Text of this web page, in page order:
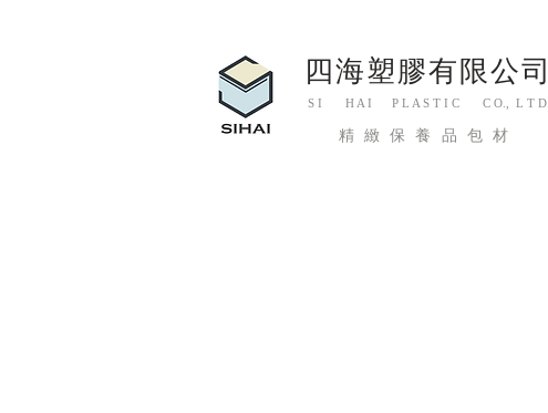
四海塑膠有限公司
S I H A I P L A S T I C C O., L T D.
精緻保養品包材